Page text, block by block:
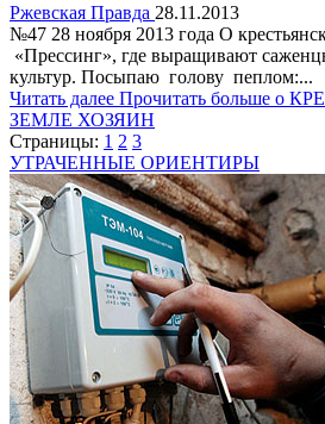
Ржевская Правда 28.11.2013
№47 28 ноября 2013 года О
«Прессинг», где выращивают
культур. Посыпаю голову пеплом:...
Читать далее Прочитать больше о
ЗЕМЛЕ ХОЗЯИН
Страницы: 1 2 3
УТРАЧЕННЫЕ ОРИЕНТИРЫ